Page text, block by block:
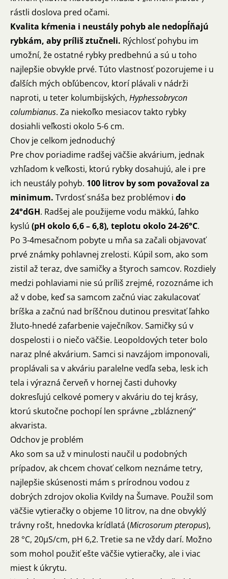
rástli doslova pred očami.
Kvalita kŕmenia i neustály pohyb ale nedopĺňajú
rybkám, aby príliš ztučneli. Rýchlosť pohybu im
umožní, že ostatné rybky predbehnú a sú u toho
najlepšie obvykle prvé. Túto vlastnosť pozorujeme i u
ďalších mých obľúbencov, ktorí plávali v nádrži
naproti, u teter kolumbijských, Hyphessobrycon
columbianus. Za niekoľko mesiacov takto rybky
dosiahli veľkosti okolo 5-6 cm.
Chov je celkom jednoduchý
Pre chov poriadime radšej väčšie akvárium, jednak
vzhľadom k veľkosti, ktorú rybky dosahujú, ale i pre
ich neustály pohyb. 100 litrov by som považoval za
minimum. Tvrdosť snáša bez problémov i do
24°dGH. Radšej ale použijeme vodu mäkkú, ľahko
kyslú (pH okolo 6,6 – 6,8), teplotu okolo 24-26°C.
Po 3-4mesačnom pobyte u mňa sa začali objavovať
prvé známky pohlavnej zrelosti. Kúpil som, ako som
zistil až teraz, dve samičky a štyroch samcov. Rozdiely
medzi pohlaviami nie sú príliš zrejmé, rozoznáme ich
až v dobe, keď sa samcom začnú viac zakulacovať
bríška a začnú nad bríščnou dutinou presvitať ľahko
žluto-hnedé zafarbenie vaječníkov. Samičky sú v
dospelosti i o niečo väčšie. Leopoldových teter bolo
naraz plné akvárium. Samci si navzájom imponovali,
proplávali sa v akváriu paralelne vedľa seba, lesk ich
tela i výrazná červeň v hornej časti duhovky
dokresľujú celkové pomery v akváriu do tej krásy,
ktorú skutočne pochopí len správne „zbláznený“
akvarista.
Odchov je problém
Ako som sa už v minulosti naučil u podobných
prípadov, ak chcem chovať celkom neznáme tetry,
najlepšie skúsenosti mám s prírodnou vodou z
dobrých zdrojov okolia Kvildy na Šumave. Použil som
väčšie vytieračky o objeme 10 litrov, na dne obvyklý
trávny rošt, hnedovka krídlatá (Microsorum pteropus),
28 °C, 20µS/cm, pH 6,2. Tretie sa ne vždy darí. Možno
som mohol použiť ešte väčšie vytieračky, ale i viac
miest k úkrytu.